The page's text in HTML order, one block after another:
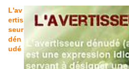
L'av
ertis
seur
dén
udé